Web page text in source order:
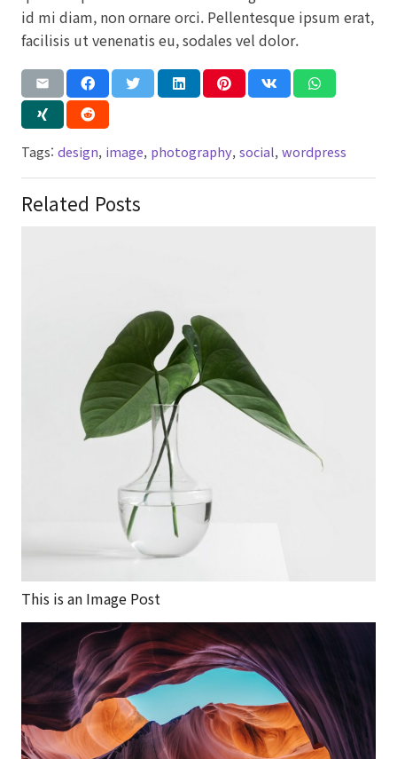
id mi diam, non ornare orci. Pellentesque ipsum erat,
facilisis ut venenatis eu, sodales vel dolor.
Tags: design, image, photography, social, wordpress
Related Posts
This is an Image Post